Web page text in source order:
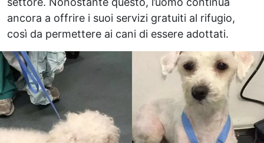
ancora a offrire i suoi servizi gratuiti al rifugio,
così da permettere ai cani di essere adottati.